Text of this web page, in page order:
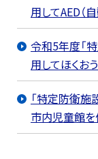
用してAED（
令和5年度「
用してほくお
「特定防衛
市内児童館